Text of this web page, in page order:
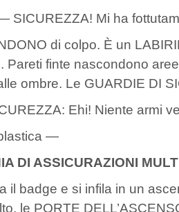
SICUREZZA! Mi ha
di colpo. È un
Pareti finte nascondono
ombre. Le GUARDIE DI
Ehi! Niente armi
—
DI ASSICURAZIONI
il badge e si infila in un
le PORTE